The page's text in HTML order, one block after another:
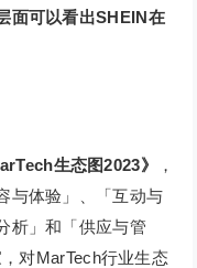
面可以看出SHEIN在
生态图2023》
，
与体验」、「互动与
析」和「供应与管
对MarTech行业生态